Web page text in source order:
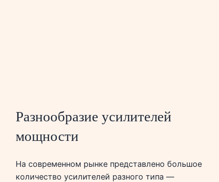
Разнообразие усилителей
мощности
На современном рынке представлено большое
количество усилителей разного типа —